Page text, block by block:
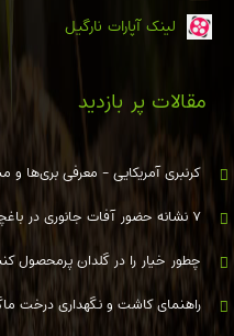
لینک آپارات نارگیل
مقالات پر بازدید
کرنبری آمریکایی - معرفی بری‌ها و
۷ نشانه حضور آفات جانوری در باغچه و روش‌های کنترل طبیعی
چطور خیار را در گلدان پرمحصول
راهنمای کاشت و نگهداری درخت